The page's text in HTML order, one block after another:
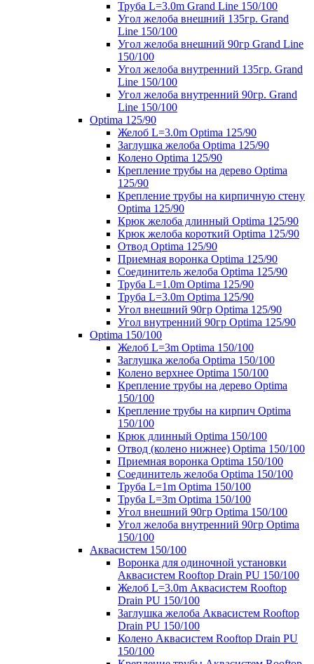
Труба L=3.0m Grand Line 150/100
Угол желоба внешний 135гр. Grand
Line 150/100
Угол желоба внешний 90гр Grand Line
150/100
Угол желоба внутренний 135гр. Grand
Line 150/100
Угол желоба внутренний 90гр. Grand
Line 150/100
Optima 125/90
Желоб L=3.0m Optima 125/90
Заглушка желоба Optima 125/90
Колено Optima 125/90
Крепление трубы на дерево Optima
125/90
Крепление трубы на кирпичную стену
Optima 125/90
Крюк желоба длинный Optima 125/90
Крюк желоба короткий Optima 125/90
Отвод Optima 125/90
Приемная воронка Optima 125/90
Соединитель желоба Optima 125/90
Труба L=1.0m Optima 125/90
Труба L=3.0m Optima 125/90
Угол внешний 90гр Optima 125/90
Угол внутренний 90гр Optima 125/90
Optima 150/100
Желоб L=3m Optima 150/100
Заглушка желоба Optima 150/100
Колено верхнее Optima 150/100
Крепление трубы на дерево Optima
150/100
Крепление трубы на кирпич Optima
150/100
Крюк длинный Optima 150/100
Отвод (колено нижнее) Optima 150/100
Приемная воронка Optima 150/100
Соединитель желоба Optima 150/100
Труба L=1m Optima 150/100
Труба L=3m Optima 150/100
Угол внешний 90гр Optima 150/100
Угол желоба внутренний 90гр Optima
150/100
Аквасистем 150/100
Воронка для одиночной установки
Аквасистем Rooftop Drain PU 150/100
Желоб L=3.0m Аквасистем Rooftop
Drain PU 150/100
Заглушка желоба Аквасистем Rooftop
Drain PU 150/100
Колено Аквасистем Rooftop Drain PU
150/100